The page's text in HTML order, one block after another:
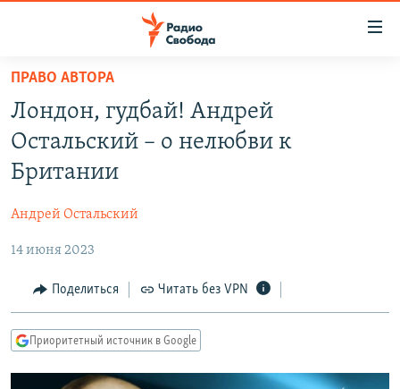
упрощенного
доступа
Вернуться
основному
Вернутся
навигации
Вернутся
поиску
ПОДКАСТЫ
АВТОРСКИЕ ПРОЕКТЫ
МНЕНИЯ
КУЛЬТУРА
IDEL.РЕАЛИИ
СЕВЕР.РЕАЛИИ
СИБИРЬ.РЕАЛИИ
ПРАВО АВТОРА
Лондон, гудбай! Андрей
Остальский – о нелюбви к
Британии
Андрей Остальский
14 июня 2023
Поделиться Читать без VPN
Приоритетный источник в Google